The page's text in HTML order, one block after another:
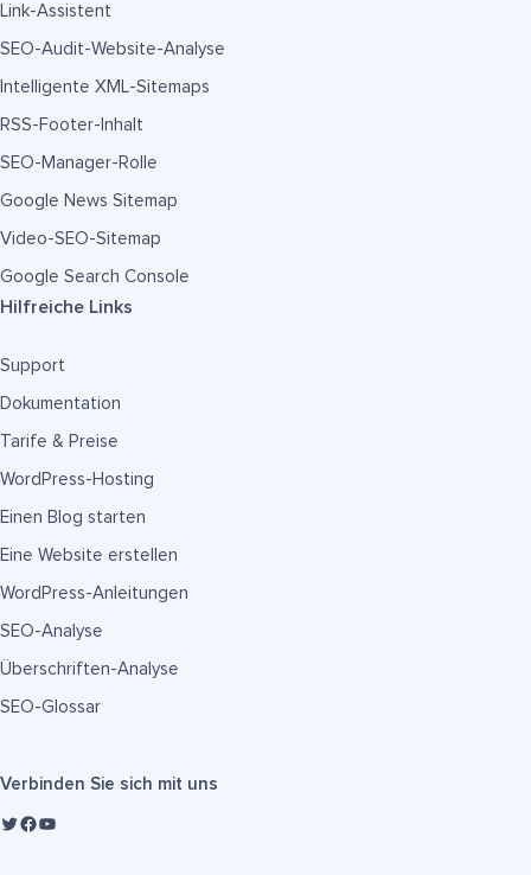
Link-Assistent
SEO-Audit-Website-Analyse
Intelligente XML-Sitemaps
RSS-Footer-Inhalt
SEO-Manager-Rolle
Google News Sitemap
Video-SEO-Sitemap
Google Search Console
Hilfreiche Links
Support
Dokumentation
Tarife & Preise
WordPress-Hosting
Einen Blog starten
Eine Website erstellen
WordPress-Anleitungen
SEO-Analyse
Überschriften-Analyse
SEO-Glossar
Verbinden Sie sich mit uns